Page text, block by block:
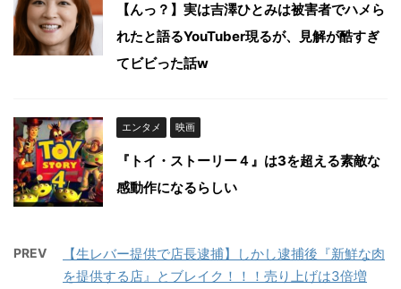
【んっ？】実は吉澤ひとみは被害者でハメら
れたと語るYouTuber現るが、見解が酷すぎ
てビビった話w
エンタメ 映画
『トイ・ストーリー４』は3を超える素敵な
感動作になるらしい
PREV
【生レバー提供で店長逮捕】しかし逮捕後『新鮮な肉
を提供する店』とブレイク！！！売り上げは3倍増